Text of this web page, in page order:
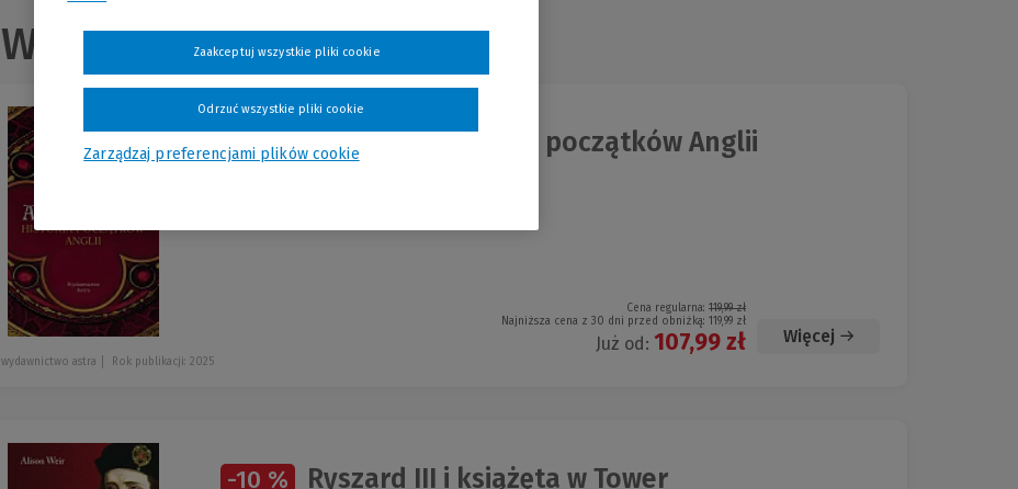
Wszystkie produkty
-10 % Anglosasi. Historia początków Anglii
Cena regularna: 119,99 zł
Najniższa cena z 30 dni przed obniżką: 119,99 zł
Już od: 107,99 zł Więcej
wydawnictwo astra Rok publikacji: 2025
-10 % Ryszard III i książęta w Tower
Zarządzaj preferencjami plików cookie
Odrzuć wszystkie pliki cookie
Zaakceptuj wszystkie pliki cookie